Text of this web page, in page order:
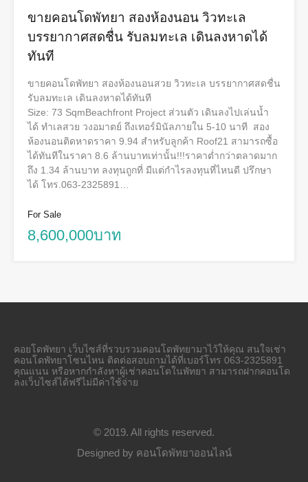
ขายคอนโดพัทยา สองห้องนอน วิวทะเล
บรรยากาศสดชื่น รับลมทะเล เดินลงหาดได้
ทันที
ขายคอนโดพัทยา สองห้องนอนสวย วิวทะเล บรรยากาศสดชื่น
รับลมทะเล เดินลงหาดได้ทันที
Size: 73 SqmBeachfront Project ส่วนตัว เดินลงไปเล่นน้ำ
ได้ ทำเลสวย วงอมาตย์ ถึงเทอร์มินัลภายใน 5-10 นาที สอง
ห้องนอนติดหาดราคา 9.94 สำหรับลูกค้า Roof21 สามารถซื้อ
ได้ทันทีในราคา 8.6 ล้านบาทเท่านั้น!!!ราคาต่ำกว่าตลาดมาก
ถึง 1.34 ล้านบาท ลงทุนถูกที่ มีแต่กำไรลงทุนที่ไหนดี ปรึกษา
ได้ โทร.063-2325891…
For Sale
8,600,000บาท
คอยโดพัทยา เว็บไซส์ที่รวบรวมคอนโดพัทยามาไว้ให้คุณ สนใจเช่า
คอนโดพัทยาโซนไหน ติดต่อสอบถามได้ที่เบอร์โทร 063-2325891
คุณแนน หรือหากกำลังหาผู้เช่าคอนโดในพัทยา สามารถฝากคอนโด
ลงเว็บไซส์ได้ฟรีไม่มีค่าใช้จ่าย
© 2019. All rights reserved.
Designed by คอนโดพัทยาออนไลน์